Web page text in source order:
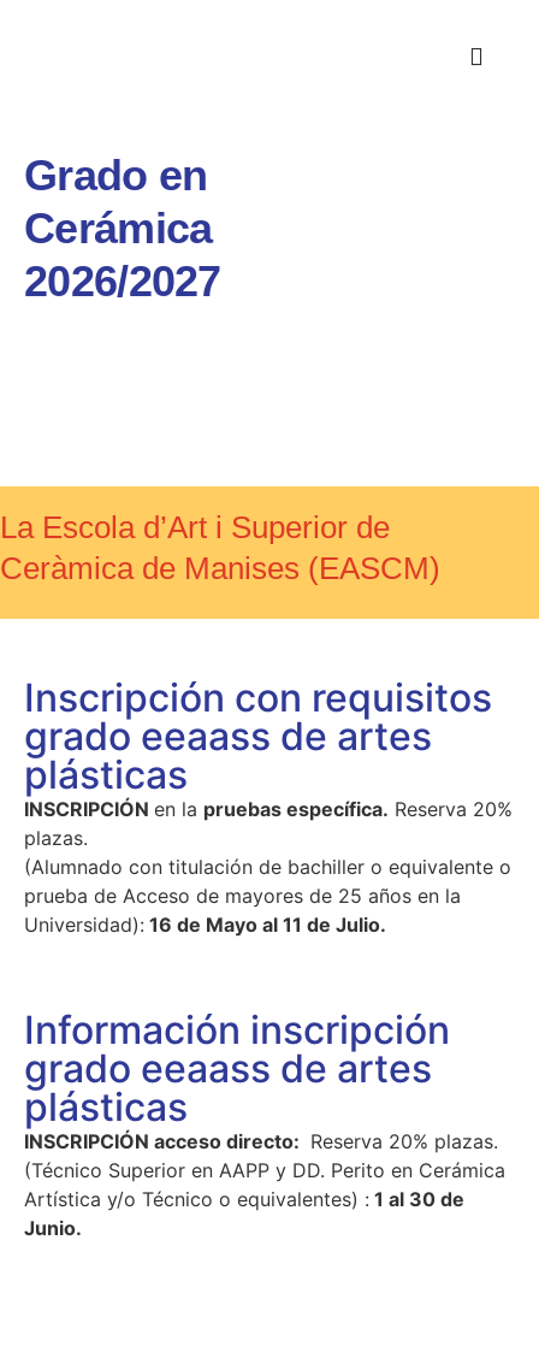
Grado en
Cerámica
2026/2027
La Escola d’Art i Superior de
Ceràmica de Manises (EASCM)
Inscripción con requisitos
grado eeaass de artes
plásticas
INSCRIPCIÓN en la pruebas específica. Reserva 20%
plazas.
(Alumnado con titulación de bachiller o equivalente o
prueba de Acceso de mayores de 25 años en la
Universidad): 16 de Mayo al 11 de Julio.
Información inscripción
grado eeaass de artes
plásticas
INSCRIPCIÓN acceso directo: Reserva 20% plazas.
(Técnico Superior en AAPP y DD. Perito en Cerámica
Artística y/o Técnico o equivalentes) : 1 al 30 de
Junio.